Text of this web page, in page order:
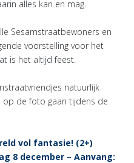
alles kan en mag.
Sesamstraatbewoners en
voorstelling voor het
is het altijd feest.
natuurlijk
de foto gaan tijdens de
vol fantasie! (2+)
8 december – Aanvang: